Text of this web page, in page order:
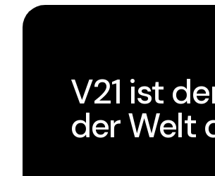
V21 ist
der Welt